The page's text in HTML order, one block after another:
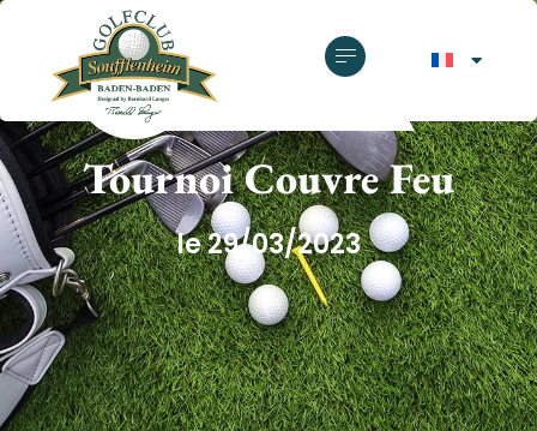
GOLF CLUB SOUFFLENHEIM
Tournoi Couvre Feu
le 29/03/2023